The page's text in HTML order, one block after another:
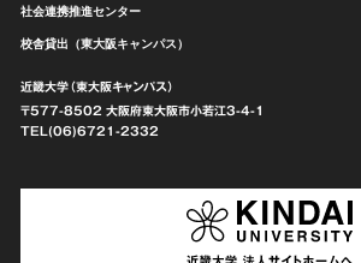
社会連携推進センター
校舎貸出（東大阪キャンパス）
近畿大学（東大阪キャンパス）
〒577-8502 大阪府東大阪市小若江3-4-1
TEL(06)6721-2332